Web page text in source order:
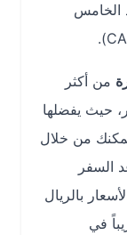
يفضلها
من خلال